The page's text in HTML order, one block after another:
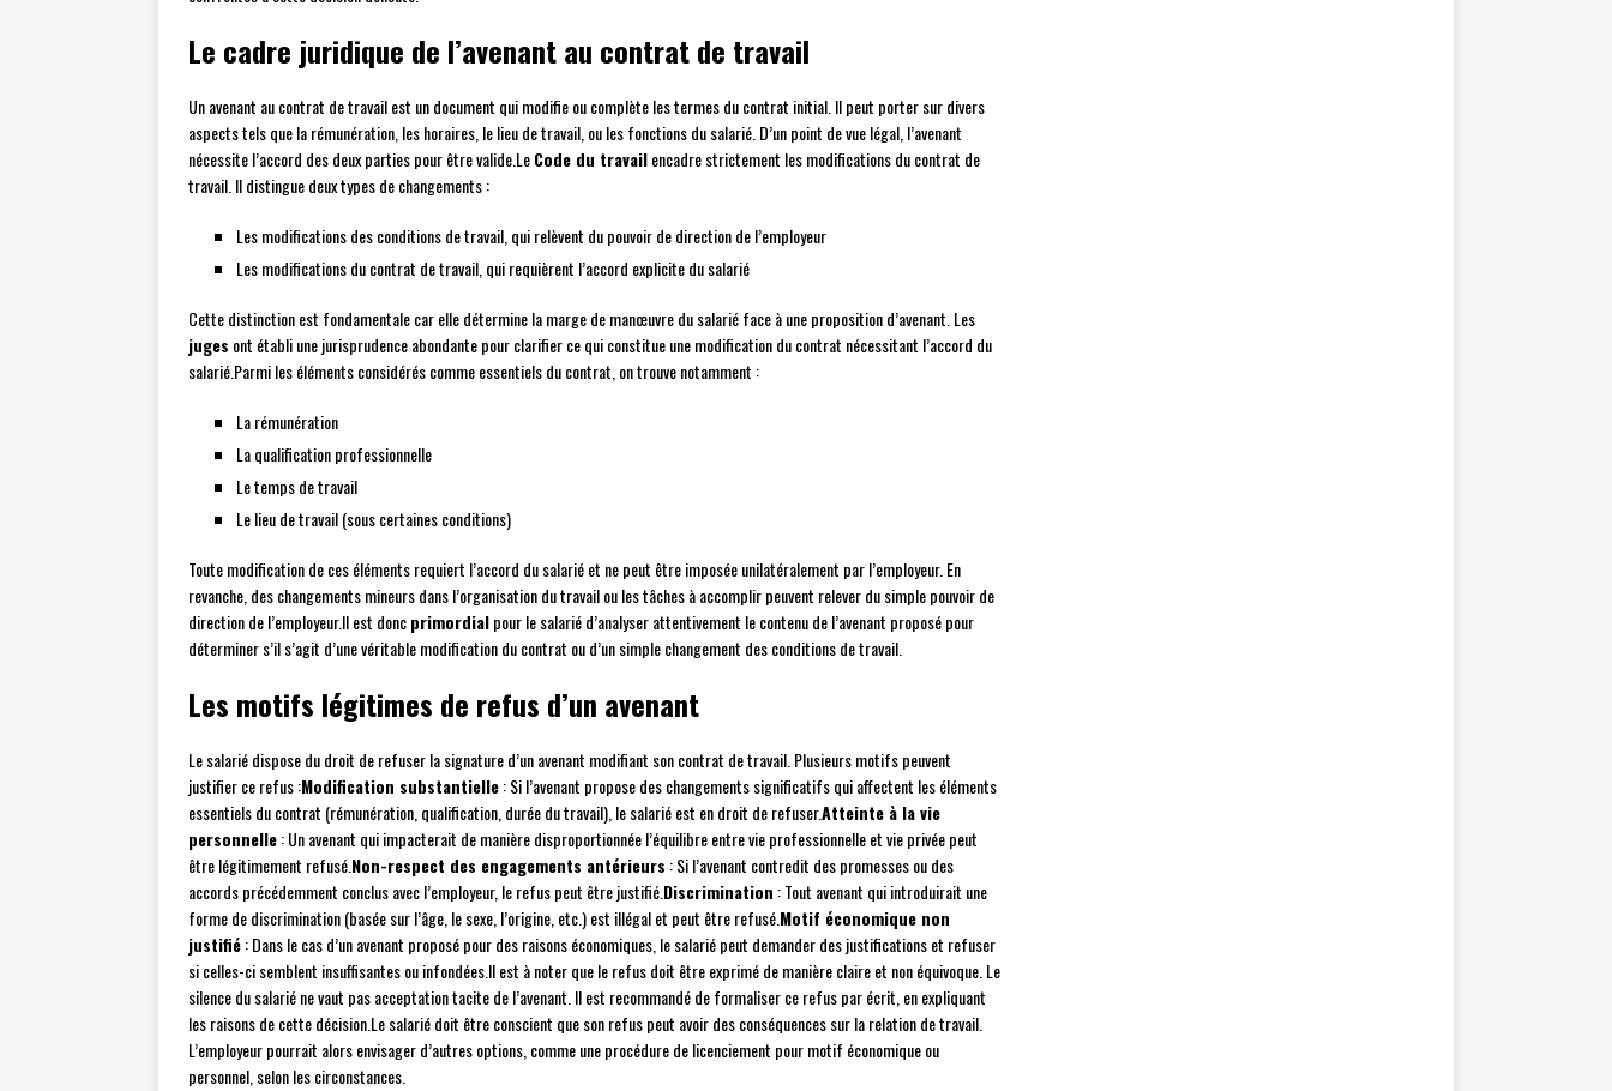
Le cadre juridique de l’avenant au contrat de travail
Un avenant au contrat de travail est un document qui modifie ou complète les termes du contrat initial. Il peut porter sur divers
aspects tels que la rémunération, les horaires, le lieu de travail, ou les fonctions du salarié. D’un point de vue légal, l’avenant
nécessite l’accord des deux parties pour être valide.LeCode du travailencadre strictement les modifications du contrat de
travail. Il distingue deux types de changements :
Les modifications des conditions de travail, qui relèvent du pouvoir de direction de l’employeur
Les modifications du contrat de travail, qui requièrent l’accord explicite du salarié
Cette distinction est fondamentale car elle détermine la marge de manœuvre du salarié face à une proposition d’avenant. Les
juges ont établi une jurisprudence abondante pour clarifier ce qui constitue une modification du contrat nécessitant l’accord du
salarié.Parmi les éléments considérés comme essentiels du contrat, on trouve notamment :
La rémunération
La qualification professionnelle
Le temps de travail
Le lieu de travail (sous certaines conditions)
Toute modification de ces éléments requiert l’accord du salarié et ne peut être imposée unilatéralement par l’employeur. En
revanche, des changements mineurs dans l’organisation du travail ou les tâches à accomplir peuvent relever du simple pouvoir de
direction de l’employeur.Il est doncprimordialpour le salarié d’analyser attentivement le contenu de l’avenant proposé pour
déterminer s’il s’agit d’une véritable modification du contrat ou d’un simple changement des conditions de travail.
Les motifs légitimes de refus d’un avenant
Le salarié dispose du droit de refuser la signature d’un avenant modifiant son contrat de travail. Plusieurs motifs peuvent
justifier ce refus :Modification substantielle: Si l’avenant propose des changements significatifs qui affectent les éléments
essentiels du contrat (rémunération, qualification, durée du travail), le salarié est en droit de refuser.Atteinte à la vie
personnelle: Un avenant qui impacterait de manière disproportionnée l’équilibre entre vie professionnelle et vie privée peut
être légitimement refusé.Non-respect des engagements antérieurs : Si l’avenant contredit des promesses ou des
accords précédemment conclus avec l’employeur, le refus peut être justifié.Discrimination : Tout avenant qui introduirait une
forme de discrimination (basée sur l’âge, le sexe, l’origine, etc.) est illégal et peut être refusé.Motif économique non
justifié: Dans le cas d’un avenant proposé pour des raisons économiques, le salarié peut demander des justifications et refuser
si celles-ci semblent insuffisantes ou infondées.Il est à noter que le refus doit être exprimé de manière claire et non équivoque. Le
silence du salarié ne vaut pas acceptation tacite de l’avenant. Il est recommandé de formaliser ce refus par écrit, en expliquant
les raisons de cette décision.Le salarié doit être conscient que son refus peut avoir des conséquences sur la relation de travail.
L’employeur pourrait alors envisager d’autres options, comme une procédure de licenciement pour motif économique ou
personnel, selon les circonstances.